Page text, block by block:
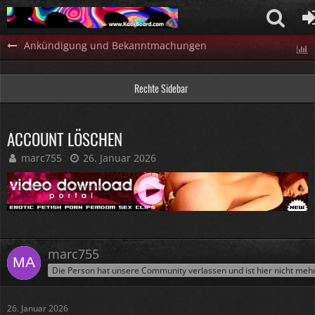
Ankündigung und Bekanntmachungen
ACCOUNT LÖSCHEN
marc755 26. Januar 2026
marc755
Die Person hat unsere Community verlassen und ist hier nicht
26. Januar 2026
Rechte Sidebar